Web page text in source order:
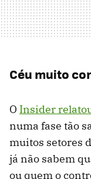
Céu muito
O Insider
numa fase tão
muitos setores
já não sabem
ou quem o